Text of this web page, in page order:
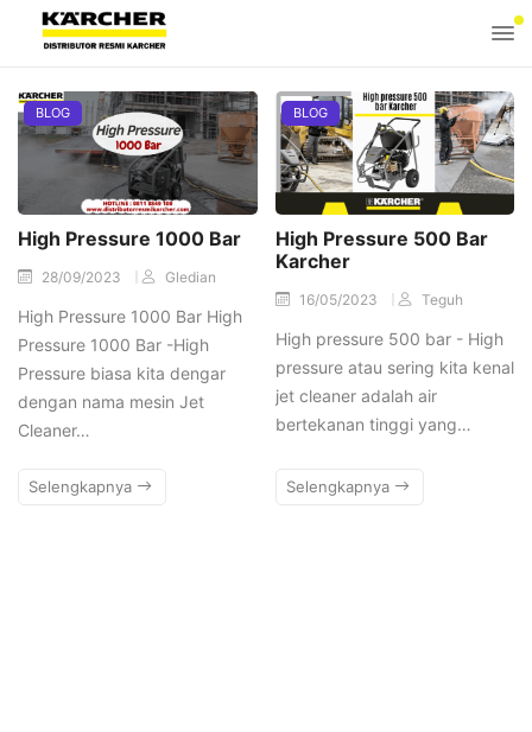
BLOG
High Pressure 1000 Bar
28/09/2023 Gledian
High Pressure 1000 Bar High
Pressure 1000 Bar -High
Pressure biasa kita dengar
dengan nama mesin Jet
Cleaner…
Selengkapnya
BLOG
High Pressure 500 Bar
Karcher
16/05/2023 Teguh
High pressure 500 bar - High
pressure atau sering kita kenal
jet cleaner adalah air
bertekanan tinggi yang…
Selengkapnya